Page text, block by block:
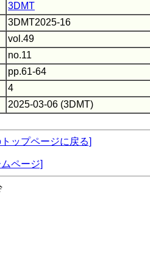
3DMT
3DMT2025-16
vol.49
no.11
pp.61-64
4
2025-03-06 (3DMT)
ップページに戻る]
ページ]